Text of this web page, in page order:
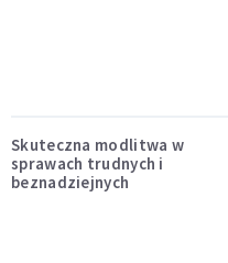
Skuteczna modlitwa w
sprawach trudnych i
beznadziejnych